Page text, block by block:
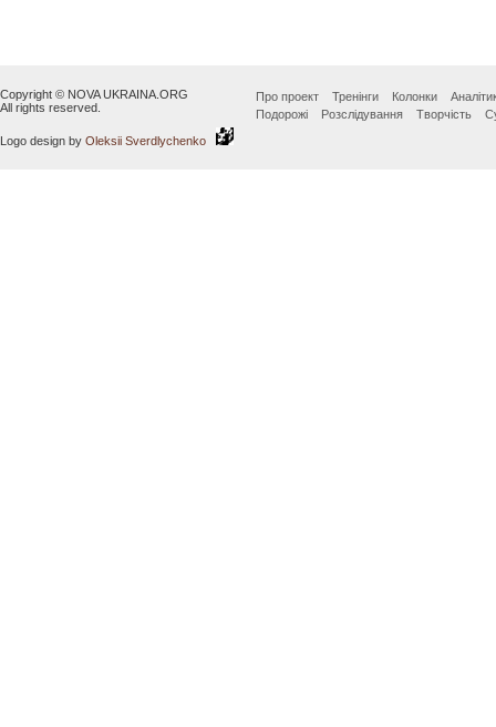
Copyright © NOVA UKRAINA.ORG
All rights reserved.
Logo design by Oleksii Sverdlychenko
Про проект Тренінги Колонки
Подорожі
Розслідування Творчість